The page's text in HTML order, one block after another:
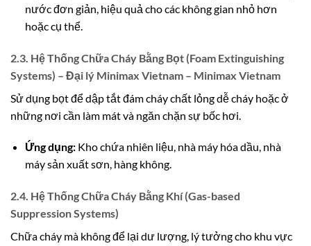
nước đơn giản, hiệu quả cho các không gian nhỏ hơn
hoặc cụ thể.
2.3. Hệ Thống Chữa Cháy Bằng Bọt (Foam Extinguishing
Systems) – Đại lý Minimax Vietnam – Minimax Vietnam
Sử dụng bọt để dập tắt đám cháy chất lỏng dễ cháy hoặc ở
những nơi cần làm mát và ngăn chặn sự bốc hơi.
Ứng dụng:Kho chứa nhiên liệu, nhà máy hóa dầu, nhà
máy sản xuất sơn, hàng không.
2.4. Hệ Thống Chữa Cháy Bằng Khí (Gas-based
Suppression Systems)
Chữa cháy mà không để lại dư lượng, lý tưởng cho khu vực